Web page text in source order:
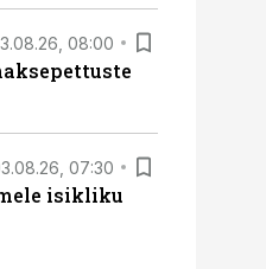
08:00
07:30
isikliku